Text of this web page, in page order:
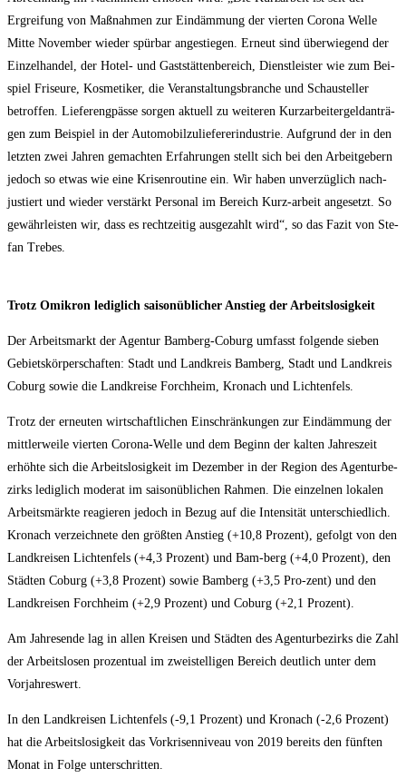
Ergrei­fung von Maß­nah­men zur Ein­däm­mung der vier­ten Coro­na Wel­le
Mit­te Novem­ber wie­der spür­bar ange­stie­gen. Erneut sind über­wie­gend der
Ein­zel­han­del, der Hotel- und Gast­stät­ten­be­reich, Dienst­leis­ter wie zum Bei­
spiel Fri­seu­re, Kos­me­ti­ker, die Ver­an­stal­tungs­bran­che und Schau­stel­ler
betrof­fen. Lie­fer­eng­päs­se sor­gen aktu­ell zu wei­te­ren Kurz­ar­bei­ter­geld­an­trä­
gen zum Bei­spiel in der Auto­mo­bil­zu­lie­fe­rer­in­dus­trie. Auf­grund der in den
letz­ten zwei Jah­ren gemach­ten Erfah­run­gen stellt sich bei den Arbeit­ge­bern
jedoch so etwas wie eine Kri­sen­rou­ti­ne ein. Wir haben unver­züg­lich nach­
jus­tiert und wie­der ver­stärkt Per­so­nal im Bereich Kurz-arbeit ange­setzt. So
gewähr­leis­ten wir, dass es recht­zei­tig aus­ge­zahlt wird“, so das Fazit von Ste­
fan Trebes.
Trotz Omi­kron ledig­lich sai­son­üb­li­cher Anstieg der Arbeitslosigkeit
Der Arbeits­markt der Agen­tur Bam­berg-Coburg umfasst fol­gen­de sie­ben
Gebiets­kör­per­schaf­ten: Stadt und Land­kreis Bam­berg, Stadt und Land­kreis
Coburg sowie die Land­krei­se Forch­heim, Kro­nach und Lichtenfels.
Trotz der erneu­ten wirt­schaft­li­chen Ein­schrän­kun­gen zur Ein­däm­mung der
mitt­ler­wei­le vier­ten Coro­na-Wel­le und dem Beginn der kal­ten Jah­res­zeit
erhöh­te sich die Arbeits­lo­sig­keit im Dezem­ber in der Regi­on des Agen­tur­be­
zirks ledig­lich mode­rat im sai­son­üb­li­chen Rah­men. Die ein­zel­nen loka­len
Arbeits­märk­te reagie­ren jedoch in Bezug auf die Inten­si­tät unter­schied­lich.
Kro­nach ver­zeich­ne­te den größ­ten Anstieg (+10,8 Pro­zent), gefolgt von den
Land­krei­sen Lich­ten­fels (+4,3 Pro­zent) und Bam-berg (+4,0 Pro­zent), den
Städ­ten Coburg (+3,8 Pro­zent) sowie Bam­berg (+3,5 Pro-zent) und den
Land­krei­sen Forch­heim (+2,9 Pro­zent) und Coburg (+2,1 Prozent).
Am Jah­res­en­de lag in allen Krei­sen und Städ­ten des Agen­tur­be­zirks die Zahl
der Arbeits­lo­sen pro­zen­tu­al im zwei­stel­li­gen Bereich deut­lich unter dem
Vorjahreswert.
In den Land­krei­sen Lich­ten­fels (-9,1 Pro­zent) und Kro­nach (-2,6 Pro­zent)
hat die Arbeits­lo­sig­keit das Vor­kri­sen­ni­veau von 2019 bereits den fünf­ten
Monat in Fol­ge unterschritten.